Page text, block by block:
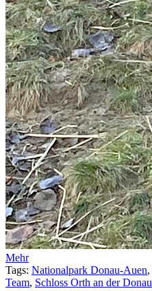
Mehr
Tags: Nationalpark Donau-Auen,
Team, Schloss Orth an der Donau